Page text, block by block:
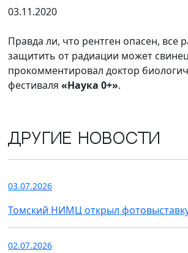
03.11.2020
Правда ли, что рентген опасен, все
защитить от радиации может
прокомментировал доктор
фестиваля «Наука 0+».
Другие новости
03.07.2026
Томский НИМЦ открыл
02.07.2026